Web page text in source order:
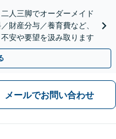
人三脚でオーダーメイド
財産分与／養育費など、
安や要望を汲み取ります
メールでお問い合わせ